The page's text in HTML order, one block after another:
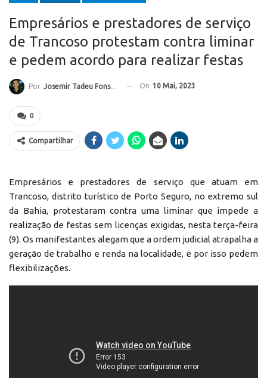
Empresários e prestadores de serviço
de Trancoso protestam contra liminar
e pedem acordo para realizar festas
Por Josemir Tadeu Fonseca On 10 Mai, 2023
0
Compartilhar
Empresários e prestadores de serviço que atuam em
Trancoso, distrito turístico de Porto Seguro, no extremo sul
da Bahia, protestaram contra uma liminar que impede a
realização de festas sem licenças exigidas, nesta terça-feira
(9). Os manifestantes alegam que a ordem judicial atrapalha a
geração de trabalho e renda na localidade, e por isso pedem
flexibilizações.